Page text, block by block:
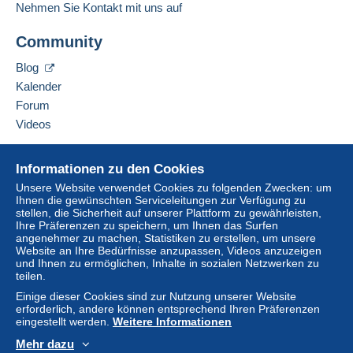
Scheck oder Banküberweisung direkt auf ein
Der Käufer nutzt die von Delcampe auf der Seite
"Meine Käufe: Zu zahlen
Zahlungsmethoden.
Eine Zahlung, die nicht über
integrierte Zahlungssystem erfolgt
Käufers nach sich ziehen.
Sollten die Verkaufsbedingungen des Verkäufers
Klauseln enthalten, die sich auf die Zahlung
beziehen, sind diese Klauseln als nichtig zu
betrachten. Es gelten ausschließlich die
Zahlungsbedingungen der Delcampe-Website, wie
Käufe müssen, nachdem der Verkäufer die
Endabrechnung geschickt hat, innerhalb von
Tagen
Diesen Verkäufer zu den Favoriten hinzufügen
Diesen Verkäufer zu meiner schwarzen Liste
hinzufügen
Informationen zu den Cookies
Unsere Website verwendet Cookies zu folgenden Zwecken: um
Ihnen die gewünschten Serviceleitungen zur Verfügung zu
stellen, die Sicherheit auf unserer Plattform zu gewährleisten,
Ihre Präferenzen zu speichern, um Ihnen das Surfen
angenehmer zu machen, Statistiken zu erstellen, um unsere
Website an Ihre Bedürfnisse anzupassen, Videos anzuzeigen
und Ihnen zu ermöglichen, Inhalte in sozialen Netzwerken zu
teilen.
Einige dieser Cookies sind zur Nutzung unserer Website
erforderlich, andere können entsprechend Ihren Präferenzen
eingestellt werden. Weitere Informationen
Mehr dazu
Nehmen Sie Kontakt mit uns auf
Community
Blog
Kalender
Forum
Videos
Online-Hilfe
Auf Delcampe kaufen
Auf Delcampe verkaufen
Eine sichere Website